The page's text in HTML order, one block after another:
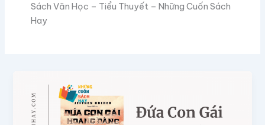
Sách Văn Học – Tiểu Thuyết – Những Cuốn Sách
Hay